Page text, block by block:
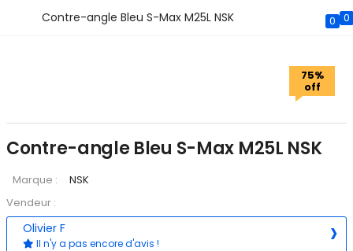
Contre-angle Bleu S-Max M25L NSK 0 0
75%
off
75%
off
Contre-angle Bleu S-Max M25L NSK
Marque :
NSK
Vendeur :
Olivier F
Il n'y a pas encore d'avis !